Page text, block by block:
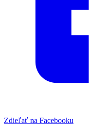
Zdieľať na Facebooku